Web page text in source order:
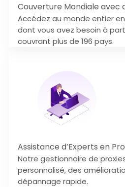
Couverture Mondiale avec
Accédez au monde entier
dont vous avez besoin à
couvrant plus de 196 pays.
Assistance d’Experts en
Notre gestionnaire de
personnalisé, des
dépannage rapide.